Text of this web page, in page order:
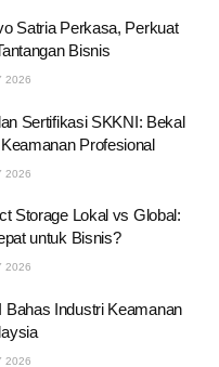
Satria Perkasa, Perkuat
Bisnis
2026
Sertifikasi SKKNI: Bekal
Profesional
2026
Storage Lokal vs Global:
untuk Bisnis?
2026
Industri Keamanan
2026